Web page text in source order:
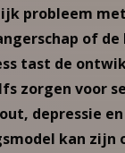
probleem
of
tast de
zorgen voor
depressie
kan zijn